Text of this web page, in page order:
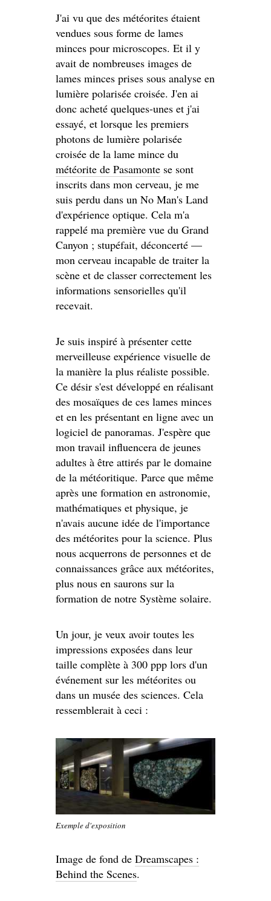
J'ai vu que des météorites étaient
vendues sous forme de lames
minces pour microscopes. Et il y
avait de nombreuses images de
lames minces prises sous analyse en
lumière polarisée croisée. J'en ai
donc acheté quelques-unes et j'ai
essayé, et lorsque les premiers
photons de lumière polarisée
croisée de la lame mince du
météorite de Pasamonte se sont
inscrits dans mon cerveau, je me
suis perdu dans un No Man's Land
d'expérience optique. Cela m'a
rappelé ma première vue du Grand
Canyon ; stupéfait, déconcerté —
mon cerveau incapable de traiter la
scène et de classer correctement les
informations sensorielles qu'il
recevait.
Je suis inspiré à présenter cette
merveilleuse expérience visuelle de
la manière la plus réaliste possible.
Ce désir s'est développé en réalisant
des mosaïques de ces lames minces
et en les présentant en ligne avec un
logiciel de panoramas. J'espère que
mon travail influencera de jeunes
adultes à être attirés par le domaine
de la météoritique. Parce que même
après une formation en astronomie,
mathématiques et physique, je
n'avais aucune idée de l'importance
des météorites pour la science. Plus
nous acquerrons de personnes et de
connaissances grâce aux météorites,
plus nous en saurons sur la
formation de notre Système solaire.
Un jour, je veux avoir toutes les
impressions exposées dans leur
taille complète à 300 ppp lors d'un
événement sur les météorites ou
dans un musée des sciences. Cela
ressemblerait à ceci :
Exemple d'exposition
Image de fond de Dreamscapes :
Behind the Scenes.